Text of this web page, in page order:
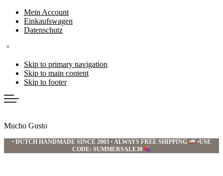
Mein Account
Einkaufswagen
Datenschutz
Skip to primary navigation
Skip to main content
Skip to footer
Mucho Gusto
•DUTCH HANDMADE SINCE 2003 •ALWAYS FREE SHIPPING •USE
CODE: SUMMERSALE30